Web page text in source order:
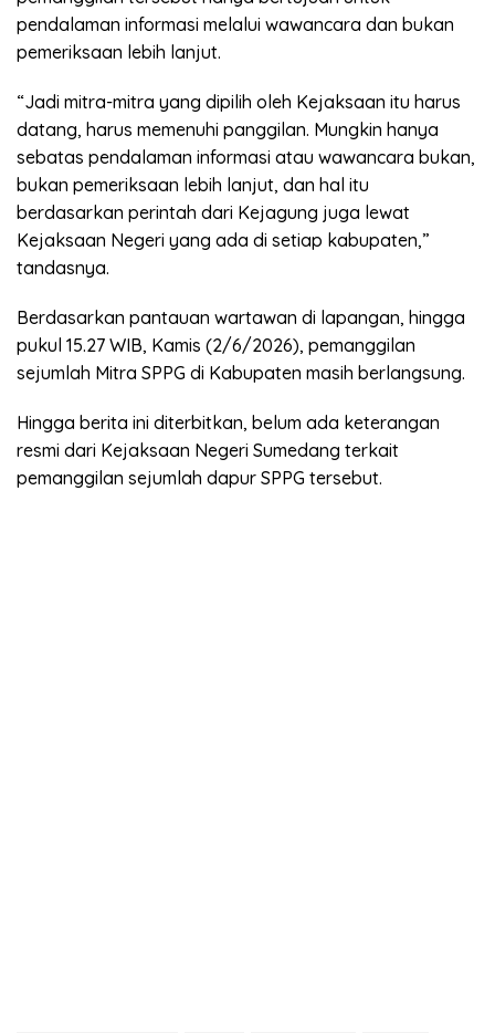
pendalaman informasi melalui wawancara dan bukan
pemeriksaan lebih lanjut.
“Jadi mitra-mitra yang dipilih oleh Kejaksaan itu harus
datang, harus memenuhi panggilan. Mungkin hanya
sebatas pendalaman informasi atau wawancara bukan,
bukan pemeriksaan lebih lanjut, dan hal itu
berdasarkan perintah dari Kejagung juga lewat
Kejaksaan Negeri yang ada di setiap kabupaten,”
tandasnya.
Berdasarkan pantauan wartawan di lapangan, hingga
pukul 15.27 WIB, Kamis (2/6/2026), pemanggilan
sejumlah Mitra SPPG di Kabupaten masih berlangsung.
Hingga berita ini diterbitkan, belum ada keterangan
resmi dari Kejaksaan Negeri Sumedang terkait
pemanggilan sejumlah dapur SPPG tersebut.